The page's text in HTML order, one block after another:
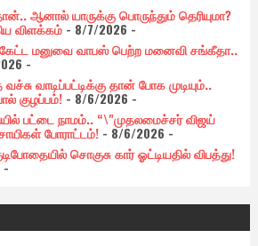
ஆனால் யாருக்கு பொருந்தும் தெரியுமா?
விளக்கம்- 8/7/2026 -
கேட்ட மனுவை வாபஸ் பெற்ற மனைவி சங்கீதா..
-
வாடிப்பட்டிக்கு தான் போக முடியும்..
குழப்பம்!- 8/6/2026 -
பட்டை நாமம்.. “\"முதலமைச்சர் விஜய்
போராட்டம்!- 8/6/2026 -
சொகுசு கார் ஓட்டியதில் விபத்து!
-